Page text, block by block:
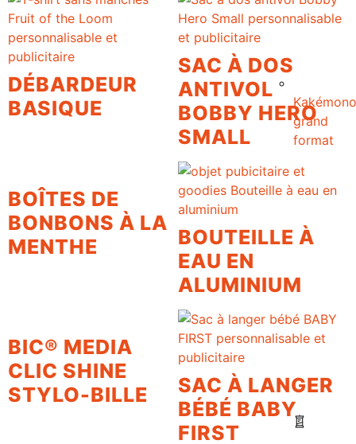
Kakémono
grand
format
DÉBARDEUR
BASIQUE
SAC À DOS
ANTIVOL
BOBBY HERO
SMALL
BOÎTES DE
BONBONS À LA
MENTHE
BOUTEILLE À
EAU EN
ALUMINIUM
BIC® MEDIA
CLIC SHINE
STYLO-BILLE
SAC À LANGER
BÉBÉ BABY
FIRST